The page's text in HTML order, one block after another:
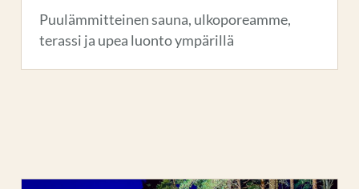
Puulämmitteinen sauna, ulkoporeamme,
terassi ja upea luonto ympärillä